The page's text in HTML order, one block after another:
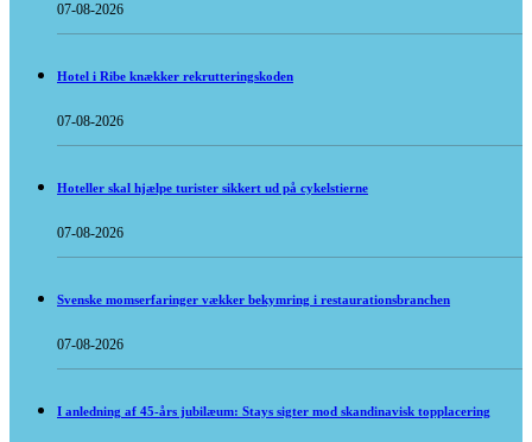
07-08-2026
Hotel i Ribe knækker rekrutteringskoden
07-08-2026
Hoteller skal hjælpe turister sikkert ud på cykelstierne
07-08-2026
Svenske momserfaringer vækker bekymring i restaurationsbranchen
07-08-2026
I anledning af 45-års jubilæum: Stays sigter mod skandinavisk topplacering